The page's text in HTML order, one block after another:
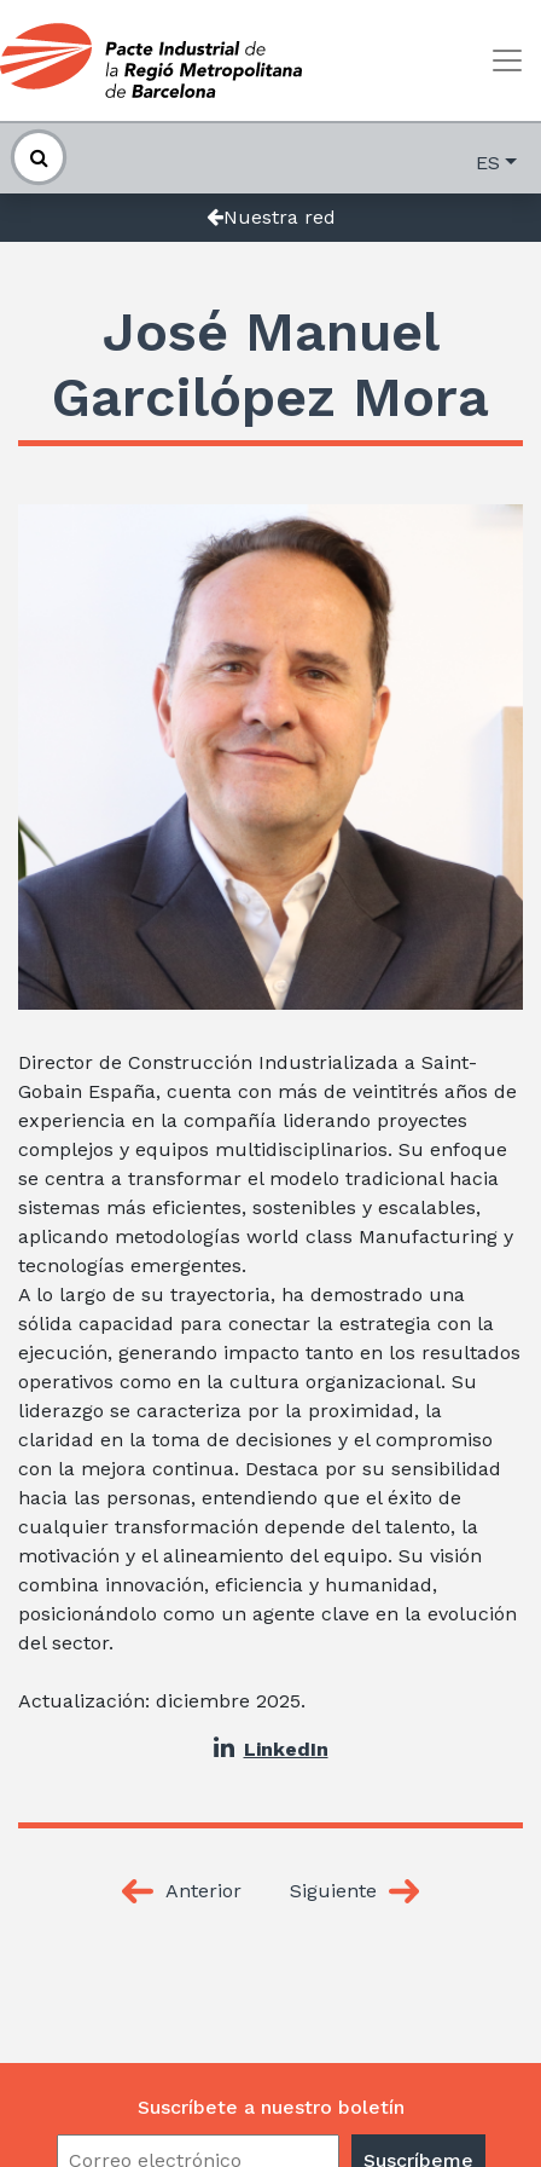
ES
Nuestra red
José Manuel
Garcilópez Mora
Director de Construcción Industrializada a Saint-
Gobain España, cuenta con más de veintitrés años de
experiencia en la compañía liderando proyectes
complejos y equipos multidisciplinarios. Su enfoque
se centra a transformar el modelo tradicional hacia
sistemas más eficientes, sostenibles y escalables,
aplicando metodologías world class Manufacturing y
tecnologías emergentes.
A lo largo de su trayectoria, ha demostrado una
sólida capacidad para conectar la estrategia con la
ejecución, generando impacto tanto en los resultados
operativos como en la cultura organizacional. Su
liderazgo se caracteriza por la proximidad, la
claridad en la toma de decisiones y el compromiso
con la mejora continua. Destaca por su sensibilidad
hacia las personas, entendiendo que el éxito de
cualquier transformación depende del talento, la
motivación y el alineamiento del equipo. Su visión
combina innovación, eficiencia y humanidad,
posicionándolo como un agente clave en la evolución
del sector.
Actualización: diciembre 2025.
LinkedIn
Anterior Siguiente
Suscríbete a nuestro boletín